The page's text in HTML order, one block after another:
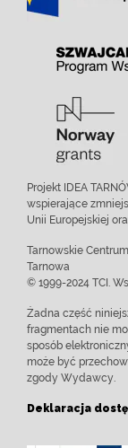
Projekt IDEA
wspierające
Unii Europejskiej
Tarnowskie
Tarnowa
© 1999-2024 TCI.
Żadna część
fragmentach nie
sposób
może być
zgody Wydawcy.
Deklaracja